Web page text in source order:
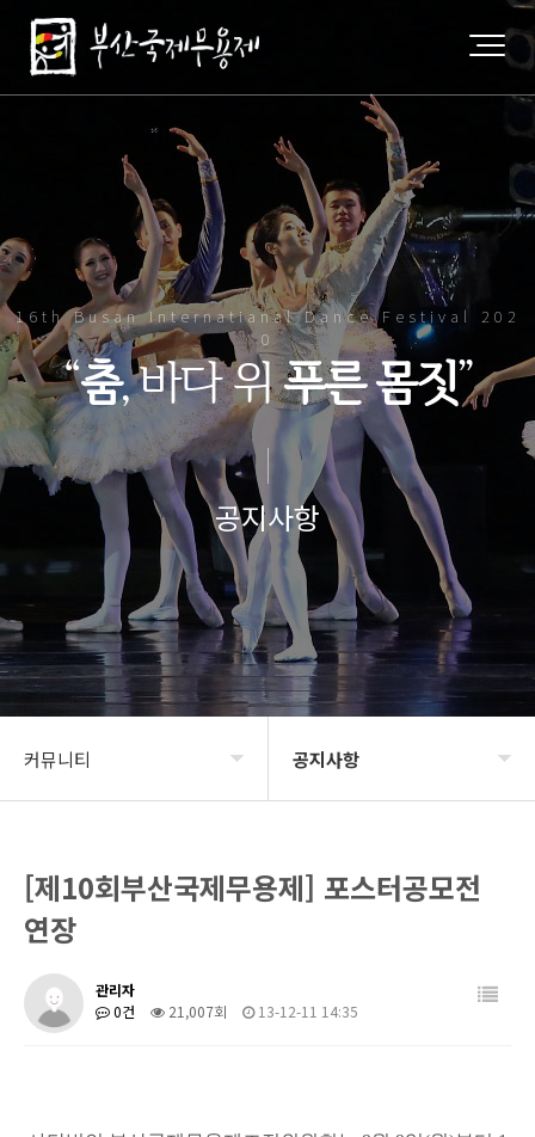
16th Busan Internatianal Dance Festival 202
0
“춤, 바다 위푸른 몸짓”
공지사항
커뮤니티
프로그램
갤러리
커뮤니티
공지사항
신청 및 접수
[제10회부산국제무용제] 포스터공모전
연장
관리자
0건
21,007회 13-12-11 14:35